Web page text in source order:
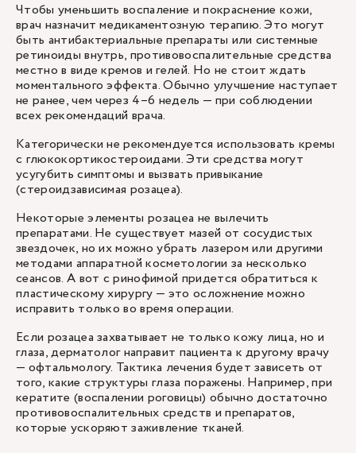
Чтобы уменьшить воспаление и покраснение кожи,
врач назначит медикаментозную терапию. Это могут
быть антибактериальные препараты или системные
ретиноиды внутрь, противовоспалительные средства
местно в виде кремов и гелей. Но не стоит ждать
моментального эффекта. Обычно улучшение наступает
не ранее, чем через 4–6 недель — при соблюдении
всех рекомендаций врача.
Категорически не рекомендуется использовать кремы
с глюкокортикостероидами. Эти средства могут
усугубить симптомы и вызвать привыкание
(стероидзависимая розацеа).
Некоторые элементы розацеа не вылечить
препаратами. Не существует мазей от сосудистых
звездочек, но их можно убрать лазером или другими
методами аппаратной косметологии за несколько
сеансов. А вот с ринофимой придется обратиться к
пластическому хирургу — это осложнение можно
исправить только во время операции.
Если розацеа захватывает не только кожу лица, но и
глаза, дерматолог направит пациента к другому врачу
— офтальмологу. Тактика лечения будет зависеть от
того, какие структуры глаза поражены. Например, при
кератите (воспалении роговицы) обычно достаточно
противовоспалительных средств и препаратов,
которые ускоряют заживление тканей.